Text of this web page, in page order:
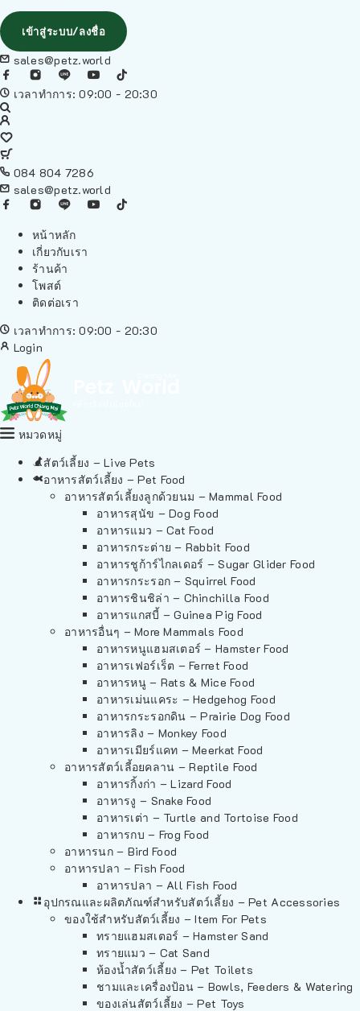
เข้าสู่ระบบ/ลงชื่อ
sales@petz.world
เวลาทำการ: 09:00 - 20:30
084 804 7286
sales@petz.world
หน้าหลัก
เกี่ยวกับเรา
ร้านค้า
โพสต์
ติดต่อเรา
เวลาทำการ: 09:00 - 20:30
Login
หมวดหมู่
สัตว์เลี้ยง – Live Pets
อาหารสัตว์เลี้ยง – Pet Food
อาหารสัตว์เลี้ยงลูกด้วยนม – Mammal Food
อาหารสุนัข – Dog Food
อาหารแมว – Cat Food
อาหารกระต่าย – Rabbit Food
อาหารชูก้าร์ไกลเดอร์ – Sugar Glider Food
อาหารกระรอก – Squirrel Food
อาหารชินชิล่า – Chinchilla Food
อาหารแกสบี้ – Guinea Pig Food
อาหารอื่นๆ – More Mammals Food
อาหารหนูแฮมสเตอร์ – Hamster Food
อาหารเฟอร์เร็ต – Ferret Food
อาหารหนู – Rats & Mice Food
อาหารเม่นแคระ – Hedgehog Food
อาหารกระรอกดิน – Prairie Dog Food
อาหารลิง – Monkey Food
อาหารเมียร์แคท – Meerkat Food
อาหารสัตว์เลี้อยคลาน – Reptile Food
อาหารกิ้งก่า – Lizard Food
อาหารงู – Snake Food
อาหารเต่า – Turtle and Tortoise Food
อาหารกบ – Frog Food
อาหารนก – Bird Food
อาหารปลา – Fish Food
อาหารปลา – All Fish Food
อุปกรณและผลิตภัณฑ์สำหรับสัตว์เลี้ยง – Pet Accessories
ของใช้สำหรับสัตว์เลี้ยง – Item For Pets
ทรายแฮมสเตอร์ – Hamster Sand
ทรายแมว – Cat Sand
ห้องน้ำสัตว์เลี้ยง – Pet Toilets
ชามและเครื่องป้อน – Bowls, Feeders & Watering
ของเล่นสัตว์เลี้ยง – Pet Toys